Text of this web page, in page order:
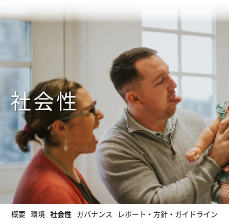
社会性
概要 環境 社会性 ガバナンス レポート・方針・ガイドライン